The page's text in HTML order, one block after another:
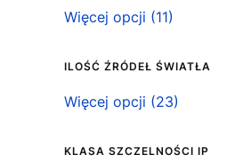
Rodzaj gwintu
Więcej opcji (11)
ILOŚĆ ŹRÓDEŁ ŚWIATŁA
Ilość źródeł światła
Więcej opcji (23)
KLASA SZCZELNOŚCI IP